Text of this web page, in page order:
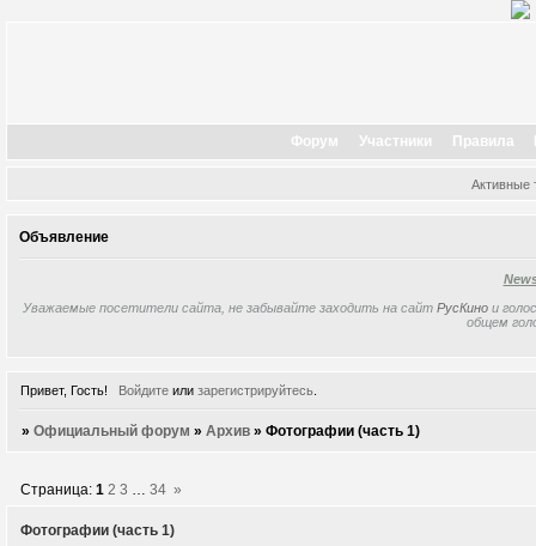
Форум Участники Правила
Активные
Объявление
Уважаемые посетители сайта, не забывайте заходить на сайт РусКино и
общем
Привет, Гость! Войдитеили зарегистрируйтесь.
»Официальный форум »Архив »Фотографии (часть 1)
Фотографии (часть 1)
Страница:1 2 3 … 34 »